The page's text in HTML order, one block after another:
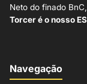
Neto do finado
Torcer é o nosso
Navegação